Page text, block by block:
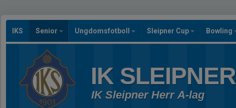
IKS Senior Ungdomsfotboll Sleipner Cup Bowling
IK SLEIPNER
IK Sleipner Herr A-lag